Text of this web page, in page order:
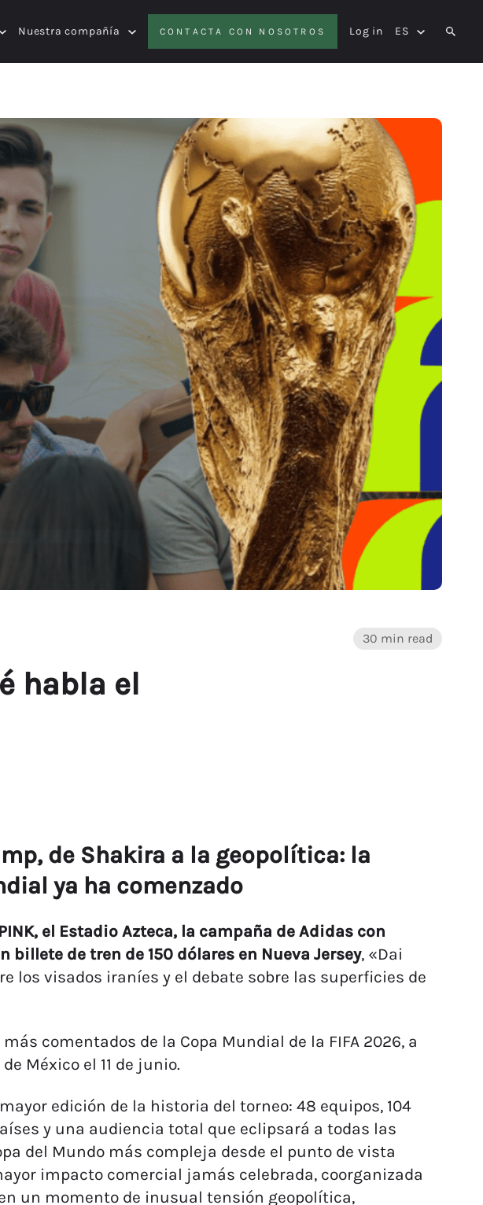
Nuestra compañía CONTACTA CON NOSOTROS Log in ES
30 min read
habla el
de Shakira a la geopolítica: la
ya ha comenzado
el Estadio Azteca, la campaña de Adidas con
billete de tren de 150 dólares en Nueva Jersey, «Dai
los visados iraníes y el debate sobre las superficies de
comentados de la Copa Mundial de la FIFA 2026, a
México el 11 de junio.
edición de la historia del torneo: 48 equipos, 104
y una audiencia total que eclipsará a todas las
del Mundo más compleja desde el punto de vista
impacto comercial jamás celebrada, coorganizada
un momento de inusual tensión geopolítica,